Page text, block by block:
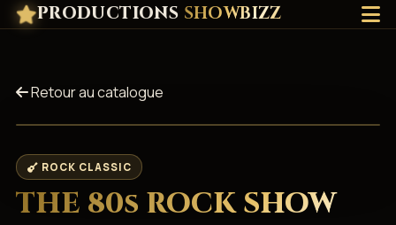
PRODUCTIONS SHOWBIZZ
Retour au catalogue
ROCK CLASSIC
THE 80s ROCK SHOW